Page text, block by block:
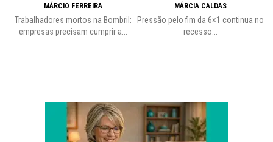
MÁRCIO FERREIRA
Trabalhadores mortos na Bombril:
empresas precisam cumprir a...
MÁRCIA CALDAS
Pressão pelo fim da 6×1 continua no
recesso...